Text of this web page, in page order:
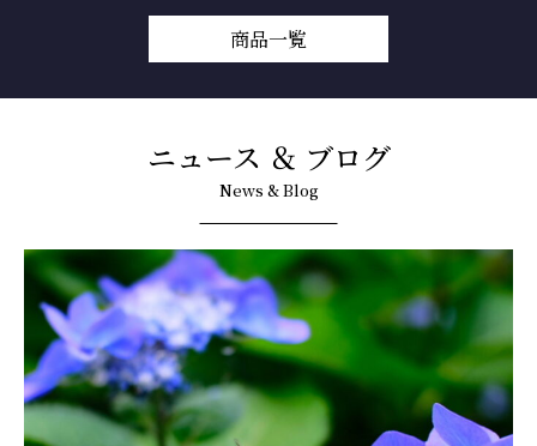
商品一覧
ニュース ＆ ブログ
News & Blog